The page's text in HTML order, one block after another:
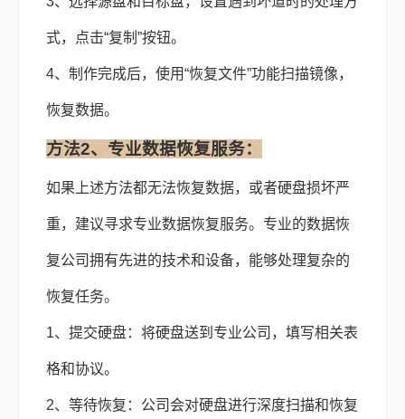
式，点击“复制”按钮。
4、制作完成后，使用“恢复文件”功能扫描镜像，
恢复数据。
方法2、专业数据恢复服务：
如果上述方法都无法恢复数据，或者硬盘损坏严
重，建议寻求专业数据恢复服务。专业的数据恢
复公司拥有先进的技术和设备，能够处理复杂的
恢复任务。
1、提交硬盘：将硬盘送到专业公司，填写相关表
格和协议。
2、等待恢复：公司会对硬盘进行深度扫描和恢复